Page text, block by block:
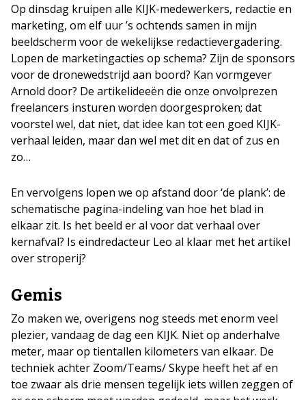
Op dinsdag kruipen alle KIJK-medewerkers, redactie en
marketing, om elf uur ’s ochtends samen in mijn
beeldscherm voor de wekelijkse redactievergadering.
Lopen de marketingacties op schema? Zijn de sponsors
voor de dronewedstrijd aan boord? Kan vormgever
Arnold door? De artikelideeën die onze onvolprezen
freelancers insturen worden doorgesproken; dat
voorstel wel, dat niet, dat idee kan tot een goed KIJK-
verhaal leiden, maar dan wel met dit en dat of zus en
zo…
En vervolgens lopen we op afstand door ‘de plank’: de
schematische pagina-indeling van hoe het blad in
elkaar zit. Is het beeld er al voor dat verhaal over
kernafval? Is eindredacteur Leo al klaar met het artikel
over stroperij?
Gemis
Zo maken we, overigens nog steeds met enorm veel
plezier, vandaag de dag een KIJK. Niet op anderhalve
meter, maar op tientallen kilometers van elkaar. De
techniek achter Zoom/Teams/ Skype heeft het af en
toe zwaar als drie mensen tegelijk iets willen zeggen of